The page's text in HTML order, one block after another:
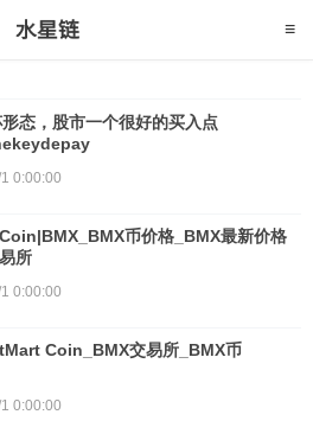
态，股市一个很好的买入点
0:00:00
币价格_BMX最新价格
所
0:00:00
Coin_BMX交易所_BMX币
0:00:00